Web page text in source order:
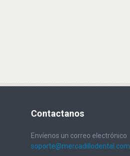
Contactanos
Envíenos un correo electrónico
soporte@mercadillodental.com